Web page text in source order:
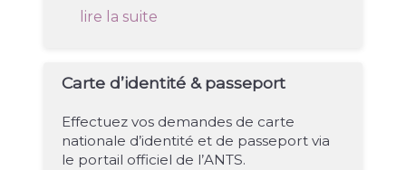
lire la suite
Carte d’identité & passeport
Effectuez vos demandes de carte
nationale d’identité et de passeport via
le portail officiel de l’ANTS.